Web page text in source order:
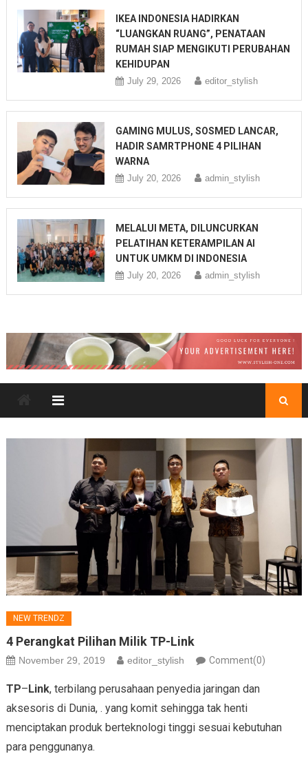
IKEA INDONESIA HADIRKAN
“LUANGKAN RUANG”, PENATAAN
RUMAH SIAP MENGIKUTI PERUBAHAN
KEHIDUPAN
July 29, 2026 editor_stylish
GAMING MULUS, SOSMED LANCAR,
HADIR SAMRTPHONE 4 PILIHAN
WARNA
July 20, 2026 admin_stylish
MELALUI META, DILUNCURKAN
PELATIHAN KETERAMPILAN AI
UNTUK UMKM DI INDONESIA
July 20, 2026 admin_stylish
NEW TRENDZ
4 Perangkat Pilihan Milik TP-Link
November 29, 2019 editor_stylish Comment(0)
TP– Link, terbilang perusahaan penyedia jaringan dan
aksesoris di Dunia, . yang komit sehingga tak henti
menciptakan produk berteknologi tinggi sesuai kebutuhan
para penggunanya.